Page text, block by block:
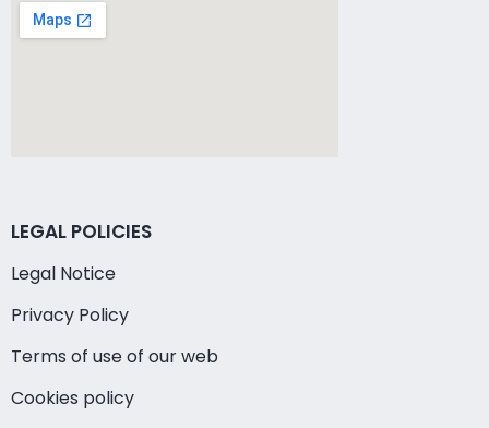
LEGAL POLICIES
Legal Notice
Privacy Policy
Terms of use of our web
Cookies policy